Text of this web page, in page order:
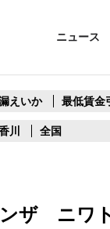
ニュース
えいか 最低賃金
川 全国
ザ ニワ